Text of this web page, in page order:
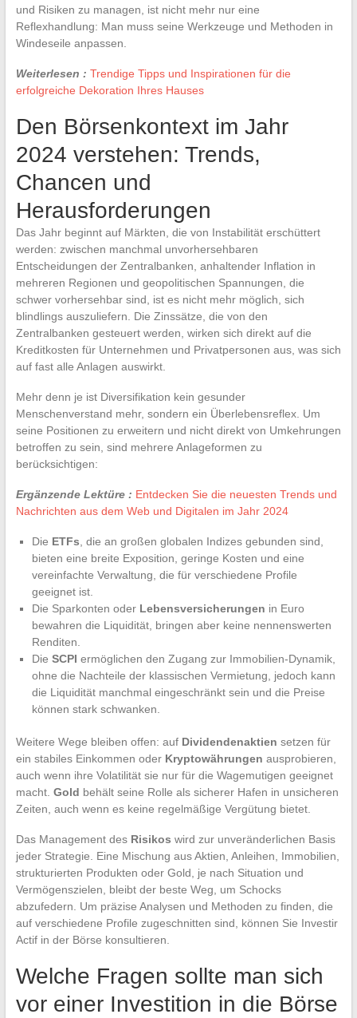
und Risiken zu managen, ist nicht mehr nur eine
Reflexhandlung: Man muss seine Werkzeuge und Methoden in
Windeseile anpassen.
Weiterlesen : Trendige Tipps und Inspirationen für die
erfolgreiche Dekoration Ihres Hauses
Den Börsenkontext im Jahr
2024 verstehen: Trends,
Chancen und
Herausforderungen
Das Jahr beginnt auf Märkten, die von Instabilität erschüttert
werden: zwischen manchmal unvorhersehbaren
Entscheidungen der Zentralbanken, anhaltender Inflation in
mehreren Regionen und geopolitischen Spannungen, die
schwer vorhersehbar sind, ist es nicht mehr möglich, sich
blindlings auszuliefern. Die Zinssätze, die von den
Zentralbanken gesteuert werden, wirken sich direkt auf die
Kreditkosten für Unternehmen und Privatpersonen aus, was sich
auf fast alle Anlagen auswirkt.
Mehr denn je ist Diversifikation kein gesunder
Menschenverstand mehr, sondern ein Überlebensreflex. Um
seine Positionen zu erweitern und nicht direkt von Umkehrungen
betroffen zu sein, sind mehrere Anlageformen zu
berücksichtigen:
Ergänzende Lektüre : Entdecken Sie die neuesten Trends und
Nachrichten aus dem Web und Digitalen im Jahr 2024
Die ETFs , die an großen globalen Indizes gebunden sind,
bieten eine breite Exposition, geringe Kosten und eine
vereinfachte Verwaltung, die für verschiedene Profile
geeignet ist.
Die Sparkonten oder Lebensversicherungen in Euro
bewahren die Liquidität, bringen aber keine nennenswerten
Renditen.
Die SCPI ermöglichen den Zugang zur Immobilien-Dynamik,
ohne die Nachteile der klassischen Vermietung, jedoch kann
die Liquidität manchmal eingeschränkt sein und die Preise
können stark schwanken.
Weitere Wege bleiben offen: auf Dividendenaktien setzen für
ein stabiles Einkommen oder Kryptowährungen ausprobieren,
auch wenn ihre Volatilität sie nur für die Wagemutigen geeignet
macht. Gold behält seine Rolle als sicherer Hafen in unsicheren
Zeiten, auch wenn es keine regelmäßige Vergütung bietet.
Das Management des Risikos wird zur unveränderlichen Basis
jeder Strategie. Eine Mischung aus Aktien, Anleihen, Immobilien,
strukturierten Produkten oder Gold, je nach Situation und
Vermögenszielen, bleibt der beste Weg, um Schocks
abzufedern. Um präzise Analysen und Methoden zu finden, die
auf verschiedene Profile zugeschnitten sind, können Sie Investir
Actif in der Börse konsultieren.
Welche Fragen sollte man sich
vor einer Investition in die Börse